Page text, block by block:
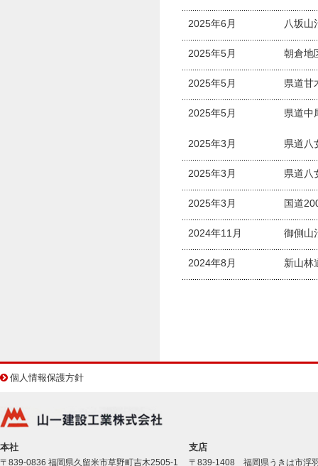
2025年6月 八坂山
2025年5月 朝倉地
2025年5月 県道甘
2025年5月 県道中
2025年3月 県道八
2025年3月 県道八
2025年3月 国道
2024年11月 御側山
2024年8月 新山林
個人情報保護方針
本社
〒839-0836 福岡県久留米市草野町吉木2505-1
支店
〒839-1408 福岡県うきは市浮